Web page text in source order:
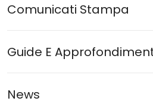
Comunicati Stampa
Guide E
News